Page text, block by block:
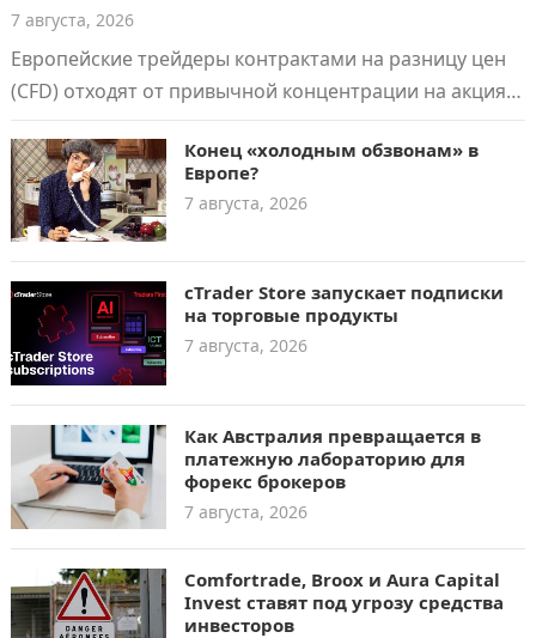
7 августа, 2026
Европейские трейдеры контрактами на разницу цен
(CFD) отходят от привычной концентрации на акциях
Конец «холодным обзвонам» в
Европе?
7 августа, 2026
cTrader Store запускает подписки
на торговые продукты
7 августа, 2026
Как Австралия превращается в
платежную лабораторию для
форекс брокеров
7 августа, 2026
Comfortrade, Broox и Aura Capital
Invest ставят под угрозу средства
инвесторов